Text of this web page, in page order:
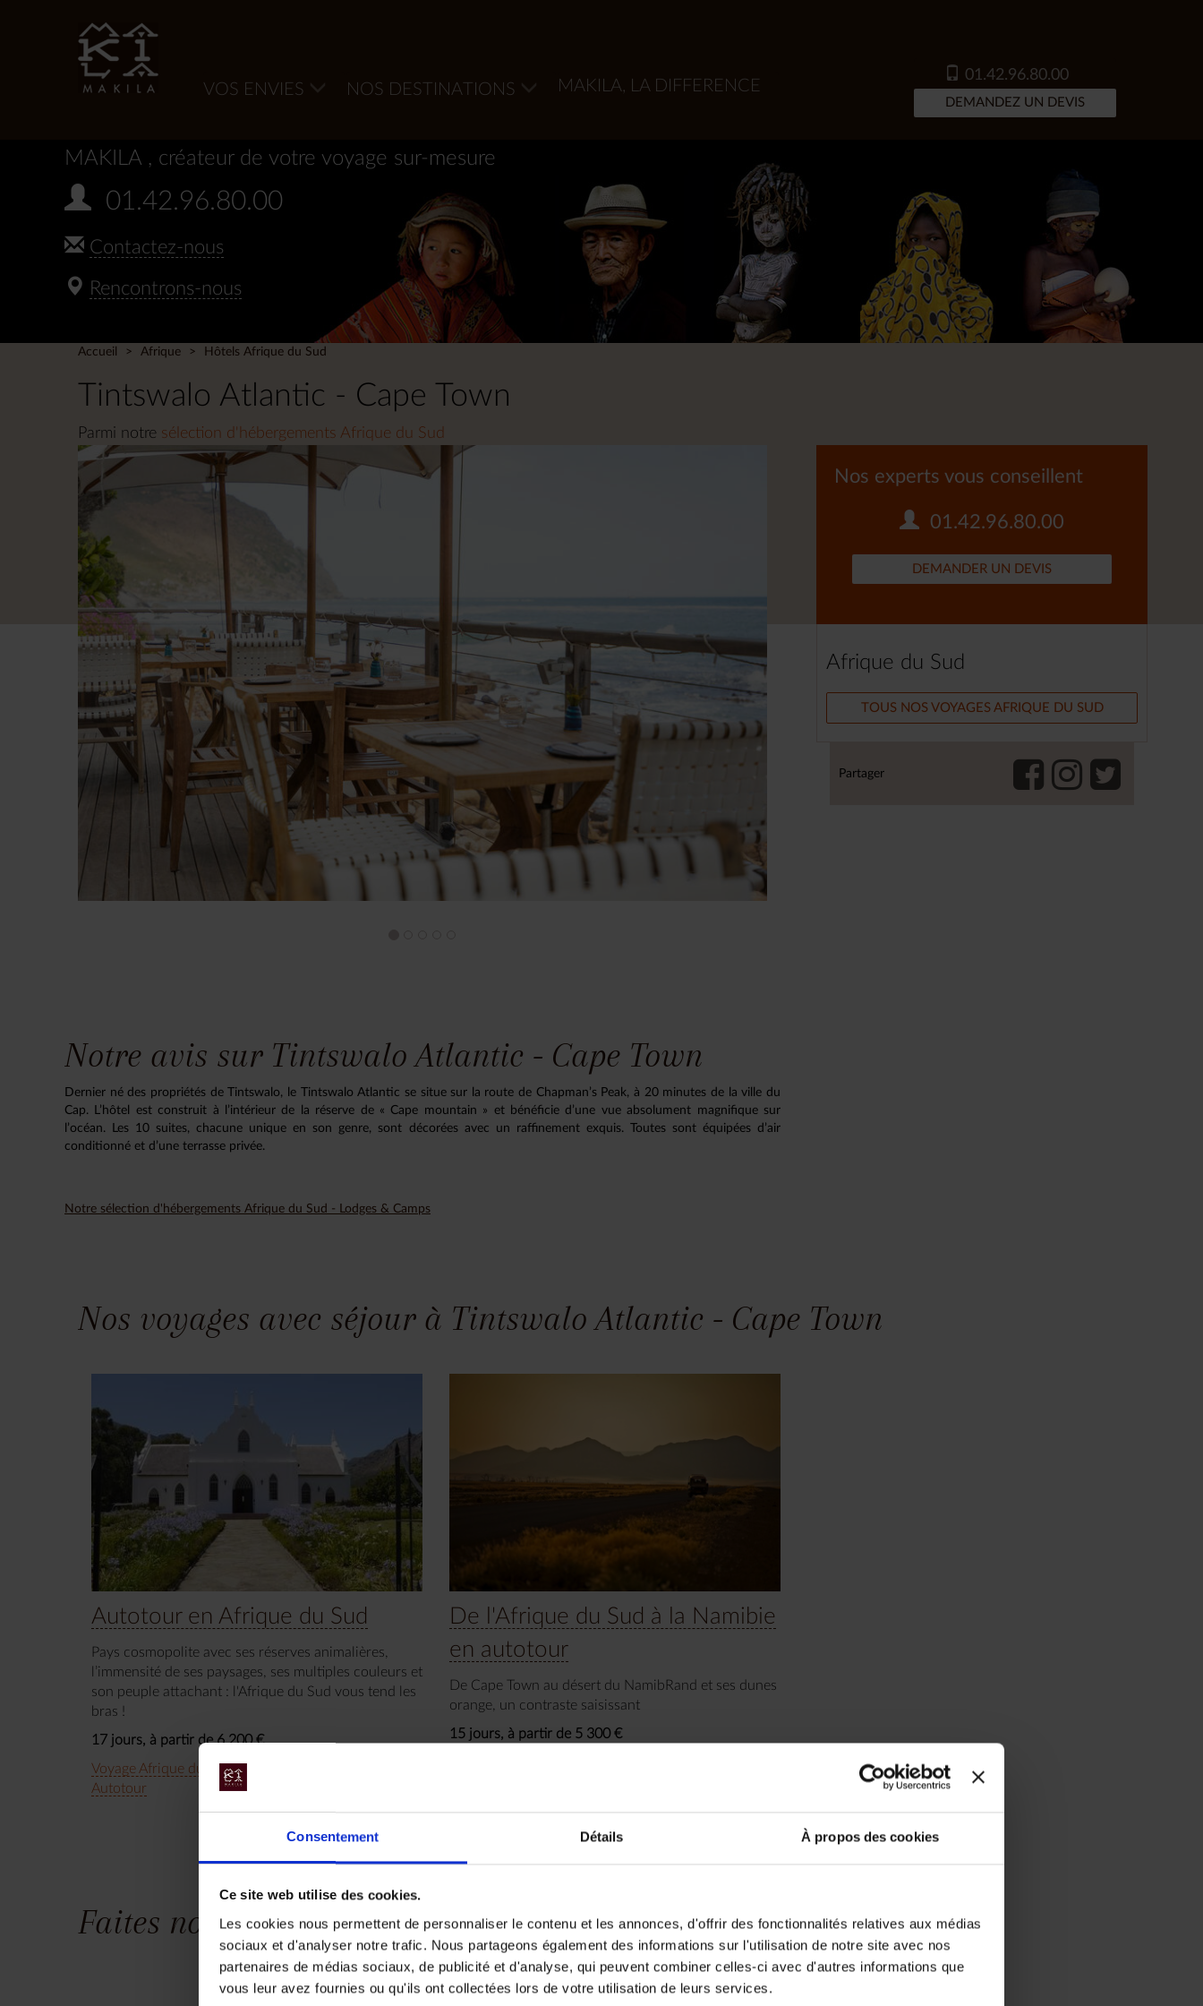
Consentement Détails À propos des cookies
Ce site web utilise des cookies.
Les cookies nous permettent de personnaliser le contenu et les annonces, d'offrir des fonctionnalités relatives aux médias
sociaux et d'analyser notre trafic. Nous partageons également des informations sur l'utilisation de notre site avec nos
partenaires de médias sociaux, de publicité et d'analyse, qui peuvent combiner celles-ci avec d'autres informations que
vous leur avez fournies ou qu'ils ont collectées lors de votre utilisation de leurs services.
VOS ENVIES NOS DESTINATIONS MAKILA, LA DIFFERENCE
01.42.96.80.00
DEMANDEZ UN DEVIS
MAKILA , créateur de votre voyage sur-mesure
01.42.96.80.00
Contactez-nous
Rencontrons-nous
Accueil Afrique Hôtels Afrique du Sud
Tintswalo Atlantic - Cape Town
Parmi notre sélection d'hébergements Afrique du Sud
Notre avis sur Tintswalo Atlantic - Cape Town
Dernier né des propriétés de Tintswalo, le Tintswalo Atlantic se situe sur la route de Chapman’s Peak, à 20 minutes de la ville du
Cap. L’hôtel est construit à l’intérieur de la réserve de « Cape mountain » et bénéficie d’une vue absolument magnifique sur
l’océan. Les 10 suites, chacune unique en son genre, sont décorées avec un raffinement exquis. Toutes sont équipées d’air
conditionné et d’une terrasse privée.
Notre sélection d'hébergements Afrique du Sud - Lodges & Camps
Nos experts vous conseillent
01.42.96.80.00
DEMANDER UN DEVIS
Afrique du Sud
TOUS NOS VOYAGES AFRIQUE DU SUD
Partager
Nos voyages avec séjour à Tintswalo Atlantic - Cape Town
Autotour en Afrique du Sud
Pays cosmopolite avec ses réserves animalières,
l’immensité de ses paysages, ses multiples couleurs et
son peuple attachant : l'Afrique du Sud vous tend les
bras !
17 jours, à partir de 6 200 €
Voyage Afrique du Sud
Autotour
De l'Afrique du Sud à la Namibie
en autotour
De Cape Town au désert du NamibRand et ses dunes
orange, un contraste saisissant
15 jours, à partir de 5 300 €
Faites nous part de vos envies